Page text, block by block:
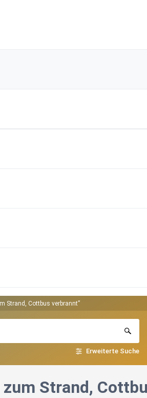
Strand, Cottbus verbrannt”
Erweiterte Suche
Strand,